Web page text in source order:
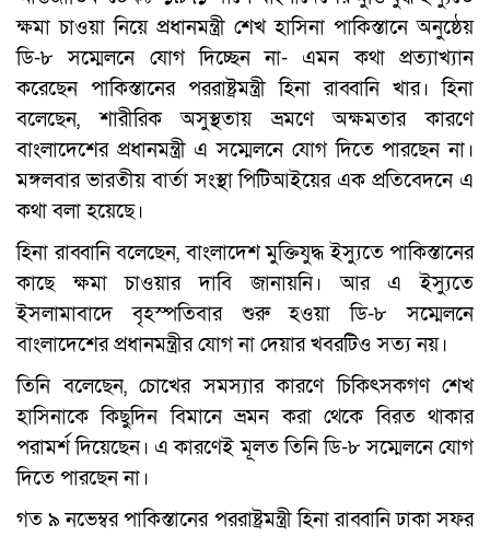
ক্ষমা চাওয়া নিয়ে প্রধানমন্ত্রী শেখ হাসিনা পাকিস্তানে অনুষ্ঠেয়
ডি-৮ সম্মেলনে যোগ দিচ্ছেন না- এমন কথা প্রত্যাখ্যান
করেছেন পাকিস্তানের পররাষ্ট্রমন্ত্রী হিনা রাব্বানি খার। হিনা
বলেছেন, শারীরিক অসুস্থতায় ভ্রমণে অক্ষমতার কারণে
বাংলাদেশের প্রধানমন্ত্রী এ সম্মেলনে যোগ দিতে পারছেন না।
মঙ্গলবার ভারতীয় বার্তা সংস্থা পিটিআইয়ের এক প্রতিবেদনে এ
কথা বলা হয়েছে।
হিনা রাব্বানি বলেছেন, বাংলাদেশ মুক্তিযুদ্ধ ইস্যুতে পাকিস্তানের
কাছে ক্ষমা চাওয়ার দাবি জানায়নি। আর এ ইস্যুতে
ইসলামাবাদে বৃহস্পতিবার শুরু হওয়া ডি-৮ সম্মেলনে
বাংলাদেশের প্রধানমন্ত্রীর যোগ না দেয়ার খবরটিও সত্য নয়।
তিনি বলেছেন, চোখের সমস্যার কারণে চিকিৎসকগণ শেখ
হাসিনাকে কিছুদিন বিমানে ভ্রমন করা থেকে বিরত থাকার
পরামর্শ দিয়েছেন। এ কারণেই মূলত তিনি ডি-৮ সম্মেলনে যোগ
দিতে পারছেন না।
গত ৯ নভেম্বর পাকিস্তানের পররাষ্ট্রমন্ত্রী হিনা রাব্বানি ঢাকা সফর